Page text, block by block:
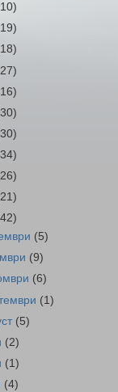
(5)
(9)
(6)
(1)
(5)
(2)
(1)
(4)